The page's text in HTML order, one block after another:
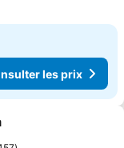
les prix
favoris